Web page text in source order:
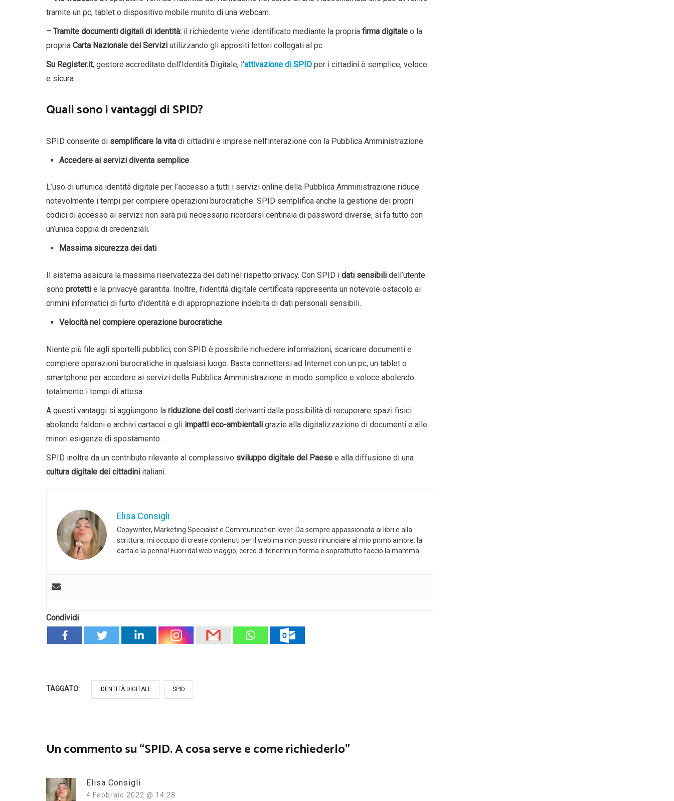
tramite un pc, tablet o dispositivo mobile munito di una webcam.
– Tramite documenti digitali di identità: il richiedente viene identificato mediante la propria firma digitale o la
propria Carta Nazionale dei Servizi utilizzando gli appositi lettori collegati al pc.
Su Register.it, gestore accreditato dell’Identità Digitale, l’attivazione di SPID per i cittadini è semplice, veloce
e sicura.
Quali sono i vantaggi di SPID?
SPID consente di semplificare la vita di cittadini e imprese nell’interazione con la Pubblica Amministrazione.
Accedere ai servizi diventa semplice
L’uso di un’unica identità digitale per l’accesso a tutti i servizi online della Pubblica Amministrazione riduce
notevolmente i tempi per compiere operazioni burocratiche. SPID semplifica anche la gestione dei propri
codici di accesso ai servizi: non sarà più necessario ricordarsi centinaia di password diverse, si fa tutto con
un’unica coppia di credenziali.
Massima sicurezza dei dati
Il sistema assicura la massima riservatezza dei dati nel rispetto privacy. Con SPID i dati sensibili dell’utente
sono protetti e la privacyè garantita. Inoltre, l’identità digitale certificata rappresenta un notevole ostacolo ai
crimini informatici di furto d’identità e di appropriazione indebita di dati personali sensibili.
Velocità nel compiere operazione burocratiche
Niente più file agli sportelli pubblici, con SPID è possibile richiedere informazioni, scaricare documenti e
compiere operazioni burocratiche in qualsiasi luogo. Basta connettersi ad Internet con un pc, un tablet o
smartphone per accedere ai servizi della Pubblica Amministrazione in modo semplice e veloce abolendo
totalmente i tempi di attesa.
A questi vantaggi si aggiungono la riduzione dei costi derivanti dalla possibilità di recuperare spazi fisici
abolendo faldoni e archivi cartacei e gli impatti eco-ambientali grazie alla digitalizzazione di documenti e alle
minori esigenze di spostamento.
SPID inoltre da un contributo rilevante al complessivo sviluppo digitale del Paese e alla diffusione di una
cultura digitale dei cittadini italiani.
Elisa Consigli
Copywriter, Marketing Specialist e Communication lover. Da sempre appassionata ai libri e alla
scrittura, mi occupo di creare contenuti per il web ma non posso rinunciare al mio primo amore: la
carta e la penna! Fuori dal web viaggio, cerco di tenermi in forma e soprattutto faccio la mamma.
Condividi
TAGGATO: IDENTITÀ DIGITALE SPID
Un commento su “SPID. A cosa serve e come richiederlo”
Elisa Consigli
4 Febbraio 2022 @ 14:28